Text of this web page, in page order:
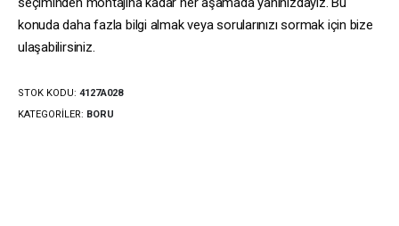
konuda daha fazla bilgi almak veya sorularınızı sormak için bize
ulaşabilirsiniz.
STOK KODU: 4127A028
KATEGORILER: BORU